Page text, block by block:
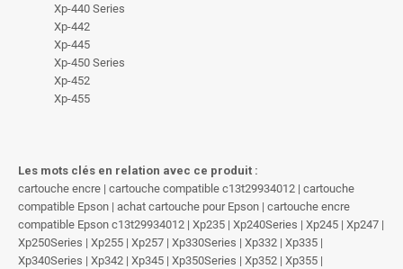
Xp-440 Series
Xp-442
Xp-445
Xp-450 Series
Xp-452
Xp-455
Les mots clés en relation avec ce produit :
cartouche encre | cartouche compatible c13t29934012 | cartouche
compatible Epson | achat cartouche pour Epson | cartouche encre
compatible Epson c13t29934012 | Xp235 | Xp240Series | Xp245 | Xp247 |
Xp250Series | Xp255 | Xp257 | Xp330Series | Xp332 | Xp335 |
Xp340Series | Xp342 | Xp345 | Xp350Series | Xp352 | Xp355 |